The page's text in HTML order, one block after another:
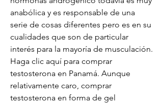
anabólica y es responsable de una
serie de cosas diferentes pero es en su
cualidades que son de particular
interés para la mayoría de musculación.
Haga clic aquí para comprar
testosterona en Panamá. Aunque
relativamente caro, comprar
testosterona en forma de gel